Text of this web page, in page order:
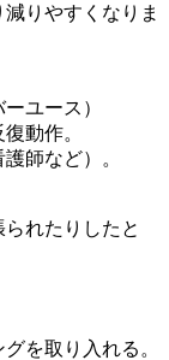
りやすくなりま
ユース）
動作。
師など）。
れたりしたと
を取り入れる。